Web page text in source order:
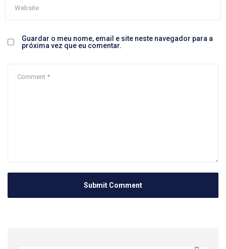
Guardar o meu nome, email e site neste navegador para a
próxima vez que eu comentar.